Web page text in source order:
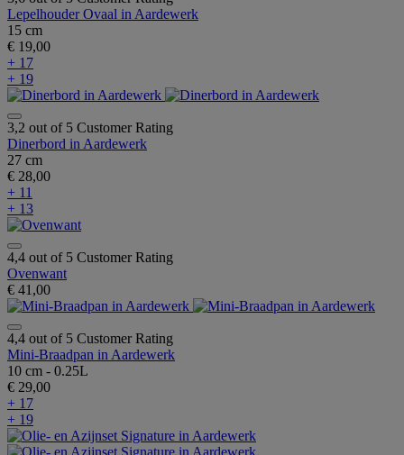
Lepelhouder Ovaal in Aardewerk
15 cm
€ 19,00
+ 17
+ 19
3,2 out of 5 Customer Rating
Dinerbord in Aardewerk
27 cm
€ 28,00
+ 11
+ 13
4,4 out of 5 Customer Rating
Ovenwant
€ 41,00
4,4 out of 5 Customer Rating
Mini-Braadpan in Aardewerk
10 cm - 0.25L
€ 29,00
+ 17
+ 19